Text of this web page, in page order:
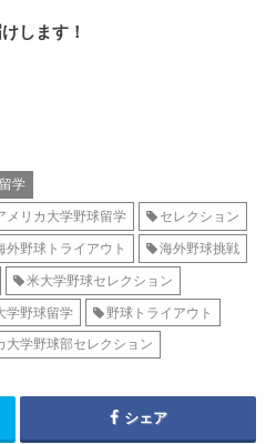
します！
学
メリカ大学野球留学
セレクション
外野球トライアウト
海外野球挑戦
米大学野球セレクション
学野球留学
野球トライアウト
大学野球部セレクション
シェア